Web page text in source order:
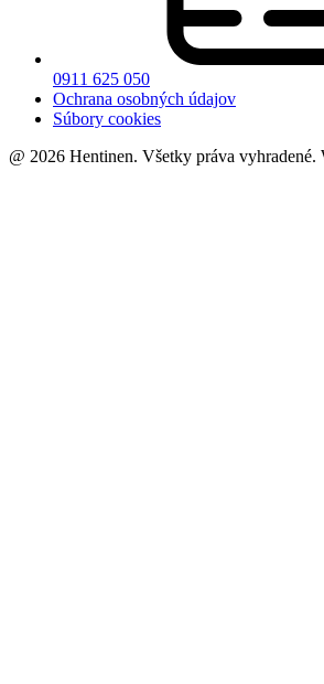
0911 625 050
Ochrana osobných údajov
Súbory cookies
@ 2026 Hentinen. Všetky práva vyhradené.